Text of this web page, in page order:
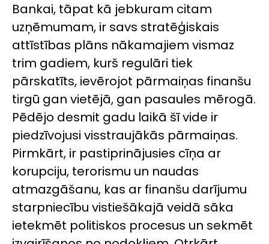
Bankai, tāpat kā jebkuram citam
uzņēmumam, ir savs stratēģiskais
attīstības plāns nākamajiem vismaz
trim gadiem, kurš regulāri tiek
pārskatīts, ievērojot pārmaiņas finanšu
tirgū gan vietējā, gan pasaules mērogā.
Pēdējo desmit gadu laikā šī vide ir
piedzīvojusi visstraujākās pārmaiņas.
Pirmkārt, ir pastiprinājusies cīņa ar
korupciju, terorismu un naudas
atmazgāšanu, kas ar finanšu darījumu
starpniecību vistiešākajā veidā sāka
ietekmēt politiskos procesus un sekmēt